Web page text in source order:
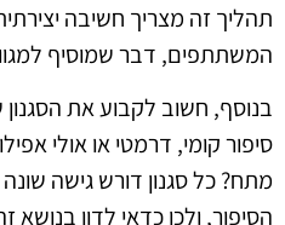
תהליך זה מצריך חשיבה
המשתתפים, דבר שמוסיף
בנוסף, חשוב לקבוע את
סיפור קומי, דרמטי או אולי
מתח? כל סגנון דורש גישה
הסיפור, ולכן כדאי לדון